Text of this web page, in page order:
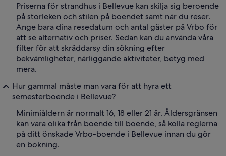
Priserna för strandhus i Bellevue kan skilja sig beroende
på storleken och stilen på boendet samt när du reser.
Ange bara dina resedatum och antal gäster på Vrbo för
att se alternativ och priser. Sedan kan du använda våra
filter för att skräddarsy din sökning efter
bekvämligheter, närliggande aktiviteter, betyg med
mera.
Hur gammal måste man vara för att hyra ett
semesterboende i Bellevue?
Minimiåldern är normalt 16, 18 eller 21 år. Åldersgränsen
kan vara olika från boende till boende, så kolla reglerna
på ditt önskade Vrbo-boende i Bellevue innan du gör
en bokning.